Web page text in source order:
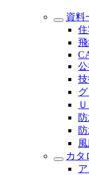
資料
カタ